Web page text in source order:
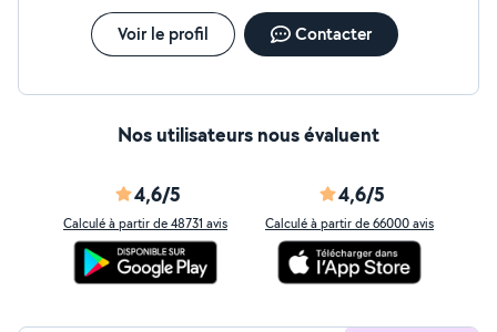
Voir le profil Contacter
Nos utilisateurs nous évaluent
4,6/5
Calculé à partir de 48731 avis
4,6/5
Calculé à partir de 66000 avis